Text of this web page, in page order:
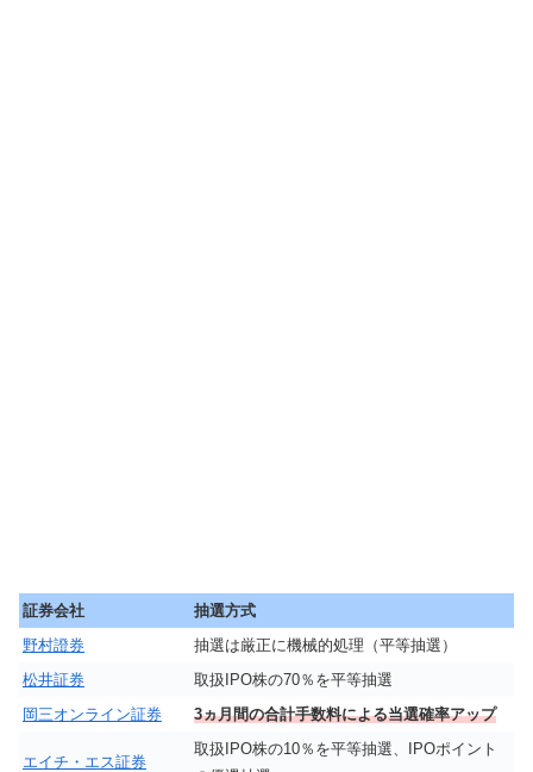
証券会社
抽選方式
野村證券
抽選は厳正に機械的処理（平等抽選）
松井証券
取扱IPO株の70％を平等抽選
岡三オンライン証券
3ヵ月間の合計手数料による当選確率アップ
エイチ・エス証券
取扱IPO株の10％を平等抽選、IPOポイント